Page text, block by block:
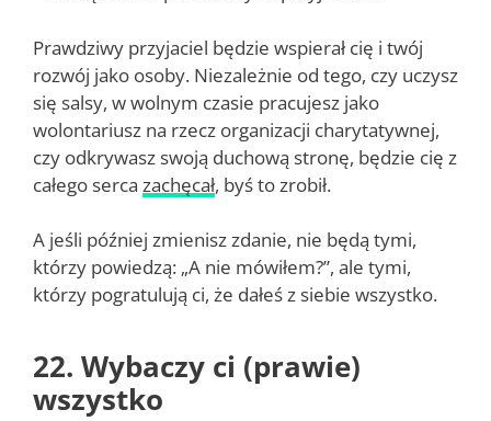
Prawdziwy przyjaciel będzie wspierał cię i twój
rozwój jako osoby. Niezależnie od tego, czy uczysz
się salsy, w wolnym czasie pracujesz jako
wolontariusz na rzecz organizacji charytatywnej,
czy odkrywasz swoją duchową stronę, będzie cię z
całego serca zachęcał, byś to zrobił.
A jeśli później zmienisz zdanie, nie będą tymi,
którzy powiedzą: „A nie mówiłem?”, ale tymi,
którzy pogratulują ci, że dałeś z siebie wszystko.
22. Wybaczy ci (prawie)
wszystko